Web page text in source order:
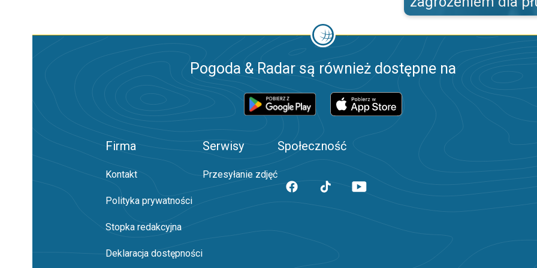
Pogoda & Radar są również dostępne na
Firma
Kontakt
Polityka prywatności
Stopka redakcyjna
Deklaracja dostępności
Serwisy
Przesyłanie zdjęć
Społeczność